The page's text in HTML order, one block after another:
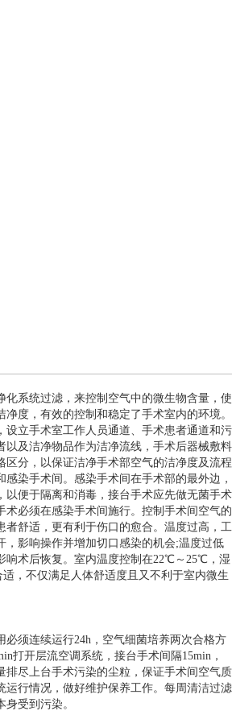
化系统过滤，来控制空气中的微生物含量，使
度，有效的控制和稳定了手术室内的环境。
设立手术室工作人员通道、手术患者通道和污
以及洁净物品作为洁净流线，手术后器械敷料
区分，以保证洁净手术部空气的洁净度及流程
感染手术间。感染手术间在手术部的最外边，
以便于隔离和消毒，接台手术应先做无菌手术
术必须在感染手术间施行。控制手术间空气的
者舒适，更有利于伤口的愈合。温度过高，工
，影响操作并增加切口感染的机会;温度过低
响术后恢复。室内温度控制在22℃～25℃，湿
适，不仅满足人体舒适度且又不利于室内微生
必须连续运行24h，空气细菌培养两次合格方
打开层流空调系统，接台手术间隔15min，
排尽上台手术污染的尘粒，保证手术间空气质
运行情况，做好维护保养工作。每周清洁过滤
受到污染。